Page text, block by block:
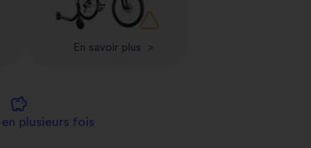
En savoir plus >
savings
en plusieurs fois